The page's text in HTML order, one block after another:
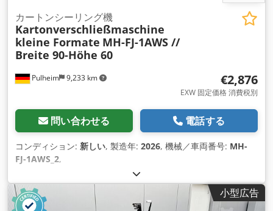
Pulheim 9,233 km
カートンシーリング機
Kartonverschließmaschine
kleine Formate MH-FJ-1AWS //
Breite 90-Höhe 60
€2,876
EXW 固定価格 消費税別
問い合わせる 電話する
コンディション: 新しい, 製造年: 2026, 機械／車両番号: MH-
FJ-1AWS_2,
小型広告